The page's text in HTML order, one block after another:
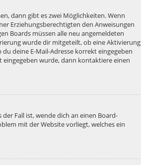
dann gibt es zwei Möglichkeiten. Wenn
Erziehungsberechtigten den Anweisungen
Boards müssen alle neu angemeldeten
wurde dir mitgeteilt, ob eine Aktivierung
deine E-Mail-Adresse korrekt eingegeben
eingegeben wurde, dann kontaktiere einen
Fall ist, wende dich an einen Board-
mit der Website vorliegt, welches ein